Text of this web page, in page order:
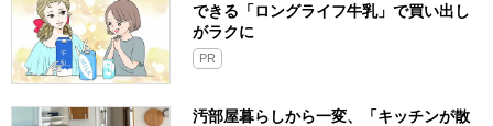
できる「ロングライフ牛乳」で買い出し
がラクに
PR
汚部屋暮らしから一変、「キッチンが散